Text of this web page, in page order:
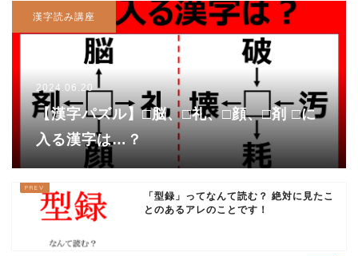
漢字読み講座
2024.06.20
【漢字パズル】□脳、□礼、□顔、□剤 □に
入る漢字は…？
「型録」ってなんて読む？ 絶対に見たこ
とのあるアレのことです！